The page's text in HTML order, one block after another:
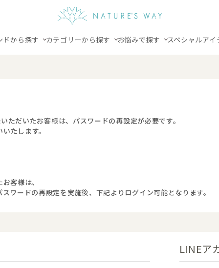
ドから探す カテゴリーから探す お悩みで探す スペシャルア
だいたお客様は、パスワードの再設定が必要です。
たします。
客様は、
ワードの再設定を実施後、下記よりログイン可能となります。
LINEア